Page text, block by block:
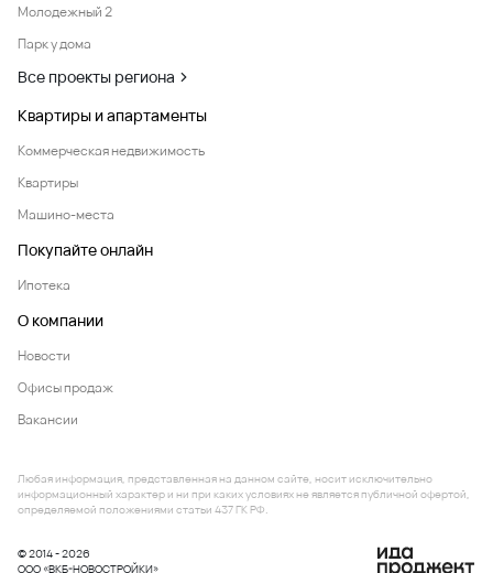
Молодежный 2
Парк у дома
Все проекты региона
Квартиры и апартаменты
Коммерческая недвижимость
Квартиры
Машино-места
Покупайте онлайн
Ипотека
О компании
Новости
Офисы продаж
Вакансии
© 2014 - 2026
ООО «ВКБ-НОВОСТРОЙКИ»
Любая информация, представленная на данном сайте, носит исключительно
информационный характер и ни при каких условиях не является публичной офертой,
определяемой положениями статьи 437 ГК РФ.